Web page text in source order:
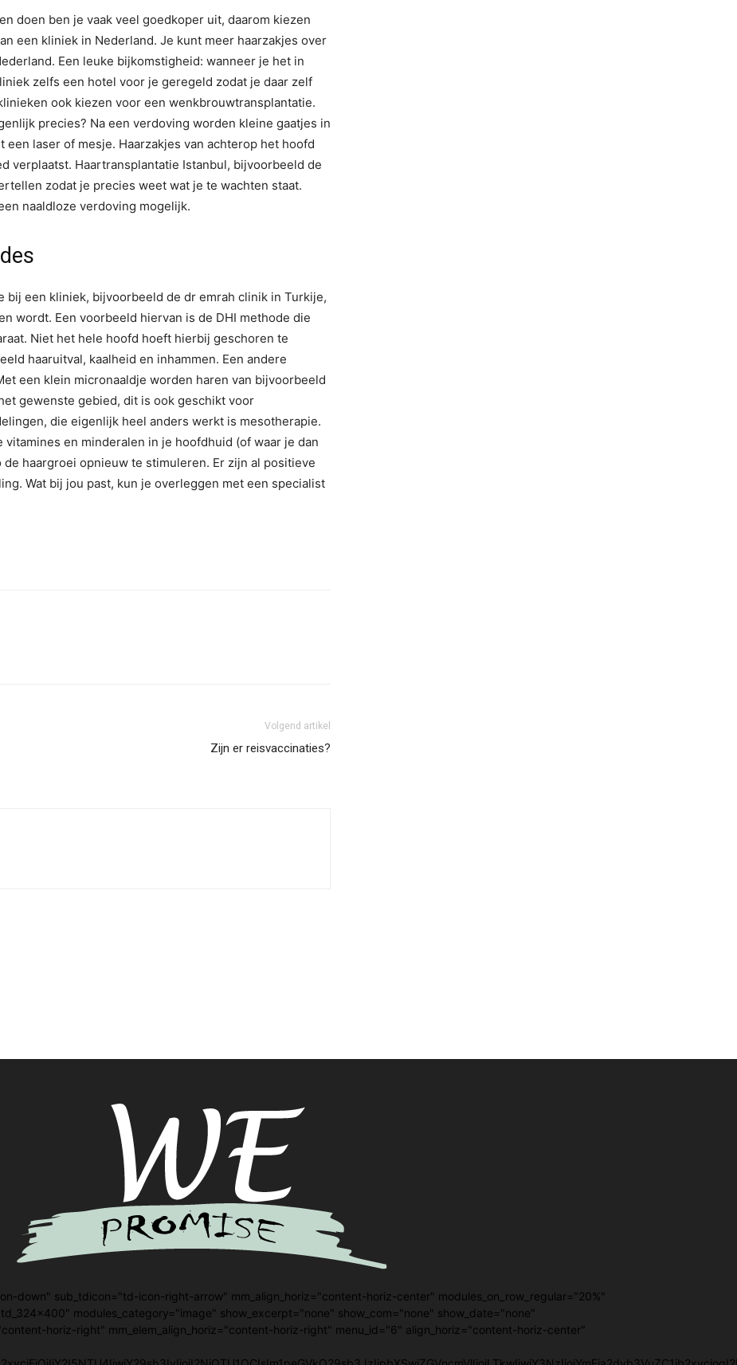
doen ben je vaak veel goedkoper uit, daarom kiezen
een kliniek in Nederland. Je kunt meer haarzakjes over
Een leuke bijkomstigheid: wanneer je het in
zelfs een hotel voor je geregeld zodat je daar zelf
ook kiezen voor een wenkbrouwtransplantatie.
precies? Na een verdoving worden kleine gaatjes in
laser of mesje. Haarzakjes van achterop het hoofd
verplaatst. Haartransplantatie Istanbul, bijvoorbeeld de
zodat je precies weet wat je te wachten staat.
naaldloze verdoving mogelijk.
bij een kliniek, bijvoorbeeld de dr emrah clinik in Turkije,
wordt. Een voorbeeld hiervan is de DHI methode die
Niet het hele hoofd hoeft hierbij geschoren te
haaruitval, kaalheid en inhammen. Een andere
een klein micronaaldje worden haren van bijvoorbeeld
gewenste gebied, dit is ook geschikt voor
die eigenlijk heel anders werkt is mesotherapie.
en minderalen in je hoofdhuid (of waar je dan
haargroei opnieuw te stimuleren. Er zijn al positieve
Wat bij jou past, kun je overleggen met een specialist
Volgend artikel
Zijn er reisvaccinaties?
down" sub_tdicon="td-icon-right-arrow" mm_align_horiz="content-horiz-center" modules_on_row_regular="20%"
modules_category="image" show_excerpt="none" show_com="none" show_date="none"
horiz-right" mm_elem_align_horiz="content-horiz-right" menu_id="6" align_horiz="content-horiz-center"